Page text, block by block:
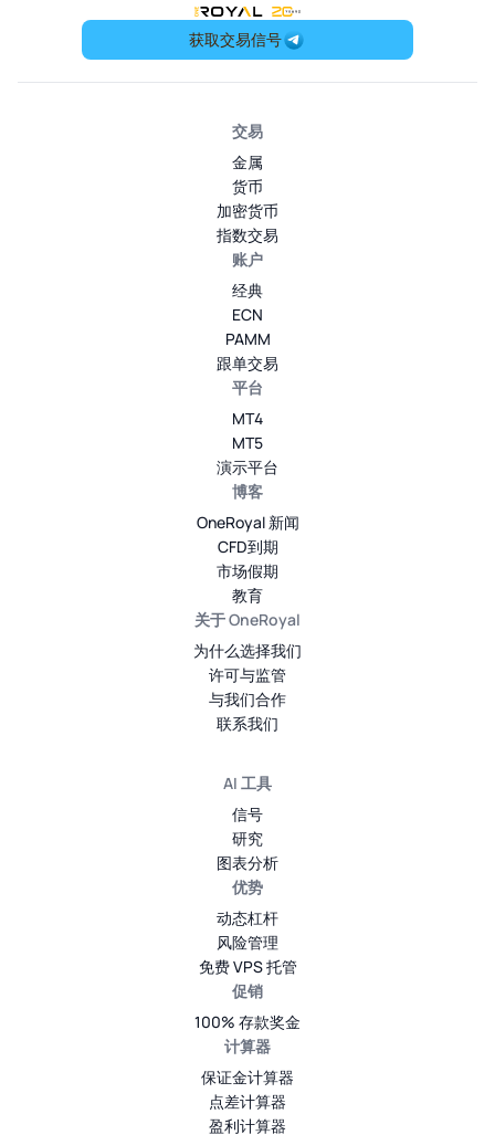
OneRoyal Home
获取交易信号
交易
金属
货币
加密货币
指数交易
账户
经典
ECN
PAMM
跟单交易
平台
MT4
MT5
演示平台
博客
OneRoyal 新闻
CFD到期
市场假期
教育
关于 OneRoyal
为什么选择我们
许可与监管
与我们合作
联系我们
AI 工具
信号
研究
图表分析
优势
动态杠杆
风险管理
免费 VPS 托管
促销
100% 存款奖金
计算器
保证金计算器
点差计算器
盈利计算器